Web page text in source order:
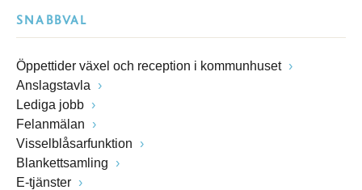
SNABBVAL
Öppettider växel och reception i kommunhuset
Anslagstavla
Lediga jobb
Felanmälan
Visselblåsarfunktion
Blankettsamling
E-tjänster